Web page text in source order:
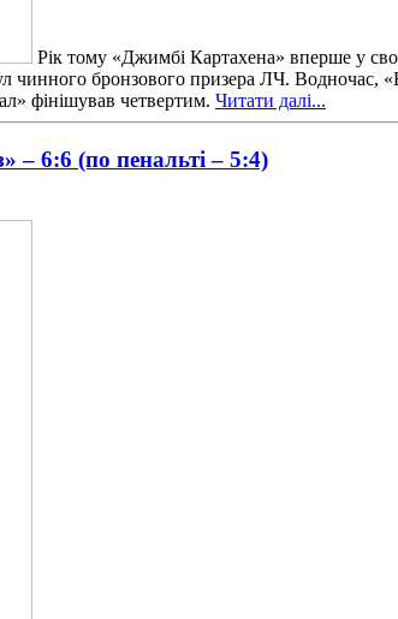
Рік тому «Джимбі Картахена» вперше у
бронзового призера ЛЧ. Водночас,
фінішував четвертим. Читати далі...
– 6:6 (по пенальті – 5:4)